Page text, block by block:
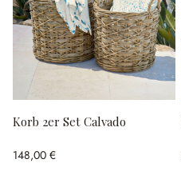
Korb 2er Set Calvado
148,00 €